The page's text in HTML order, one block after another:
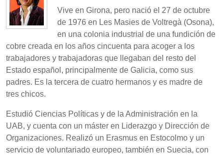
Vive en Girona, pero nació el 27 de octubre
de 1976 en Les Masies de Voltregà (Osona),
en una colonia industrial de una fundición de
cobre creada en los años cincuenta para acoger a los
trabajadores y trabajadoras que llegaban del resto del
Estado español, principalmente de Galicia, como sus
padres. Es la tercera de cuatro hermanos y es madre de
tres chicos.
Estudió Ciencias Políticas y de la Administración en la
UAB, y cuenta con un máster en Liderazgo y Dirección de
Organizaciones. Realizó un Erasmus en Estocolmo y un
servicio de voluntariado europeo, también en Suecia, con